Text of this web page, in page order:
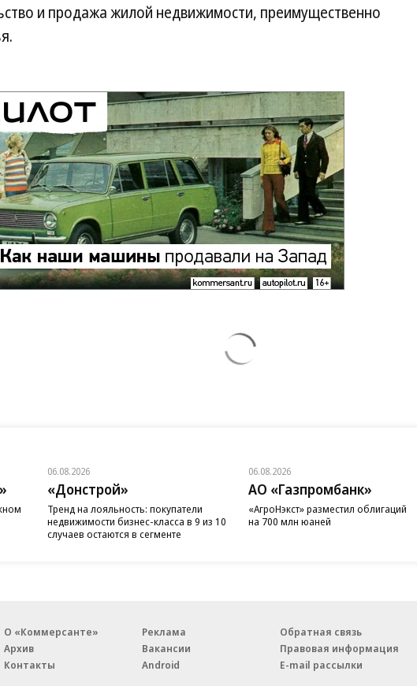
и продажа жилой недвижимости, преимущественно
06.08.2026
«Донстрой»
Тренд на лояльность: покупатели
недвижимости бизнес-класса в 9 из 10
случаев остаются в сегменте
06.08.2026
АО «Газпромбанк»
«АгроНэкст» разместил облигаций
на 700 млн юаней
О «Коммерсанте»
Архив
Контакты
Реклама
Вакансии
Android
Обратная связь
Правовая информация
E-mail рассылки